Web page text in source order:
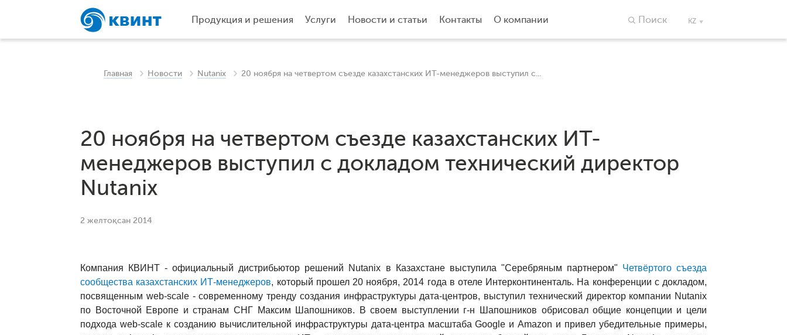
Продукция и решения Услуги Новости и статьи Контакты О компании KZ
Поиск
Главная Новости Nutanix 20 ноября на четвертом съезде казахстанских ИТ-менеджеров выступил c...
20 ноября на четвертом съезде казахстанских ИТ-
менеджеров выступил c докладом технический директор
Nutanix
2 желтоқсан 2014
Компания КВИНТ - официальный дистрибьютор решений Nutanix в Казахстане выступила "Серебряным партнером" Четвёртого съезда
сообщества казахстанских ИТ-менеджеров, который прошел 20 ноября, 2014 года в отеле Интерконтиненталь. На конференции с докладом,
посвященным web-scale - современному тренду создания инфраструктуры дата-центров, выступил технический директор компании Nutanix
по Восточной Европе и странам СНГ Максим Шапошников. В своем выступлении г-н Шапошников обрисовал общие концепции и цели
подхода web-scale к созданию вычислительной инфраструктуры дата-центра масштаба Google и Amazon и привел убедительные примеры,